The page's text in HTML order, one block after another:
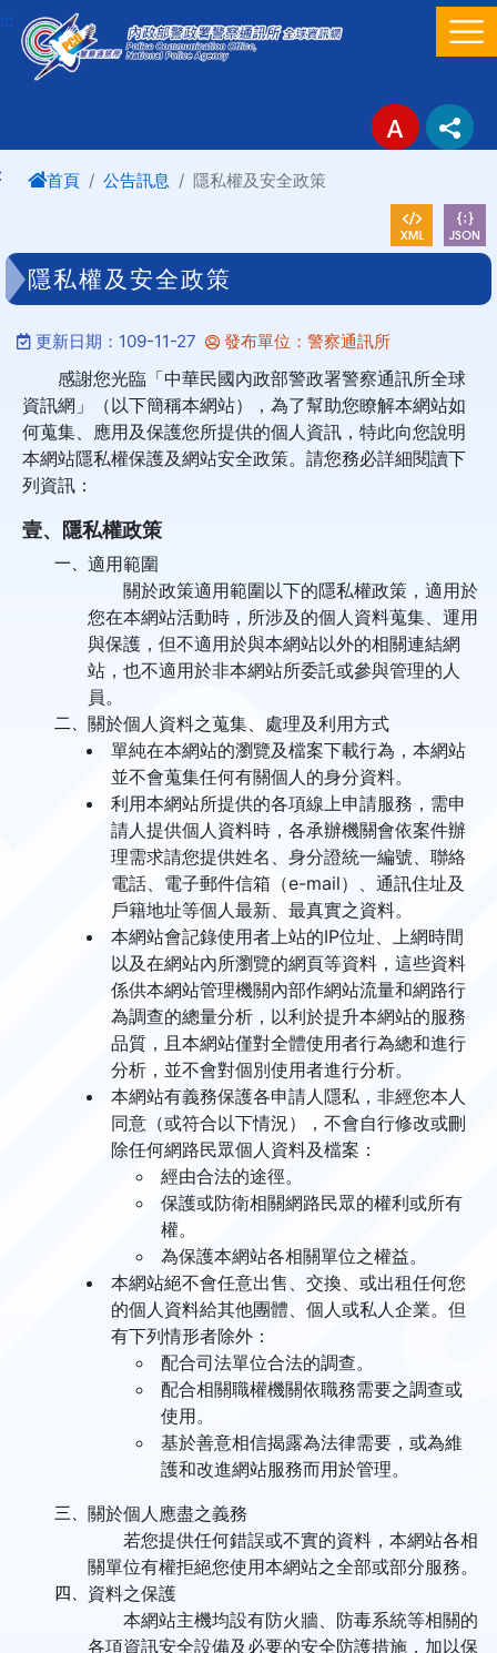
進入內容區塊
:::
首頁 公告訊息 隱私權及安全政策
隱私權及安全政策
更新日期：109-11-27 發布單位：警察通訊所
感謝您光臨「中華民國內政部警政署警察通訊所全球
資訊網」（以下簡稱本網站），為了幫助您瞭解本網站如
何蒐集、應用及保護您所提供的個人資訊，特此向您說明
本網站隱私權保護及網站安全政策。請您務必詳細閱讀下
列資訊：
壹、隱私權政策
一、 適用範圍
關於政策適用範圍以下的隱私權政策，適用於
您在本網站活動時，所涉及的個人資料蒐集、運用
與保護，但不適用於與本網站以外的相關連結網
站，也不適用於非本網站所委託或參與管理的人
員。
二、 關於個人資料之蒐集、處理及利用方式
單純在本網站的瀏覽及檔案下載行為，本網站
並不會蒐集任何有關個人的身分資料。
利用本網站所提供的各項線上申請服務，需申
請人提供個人資料時，各承辦機關會依案件辦
理需求請您提供姓名、身分證統一編號、聯絡
電話、電子郵件信箱（e-mail）、通訊住址及
戶籍地址等個人最新、最真實之資料。
本網站會記錄使用者上站的IP位址、上網時間
以及在網站內所瀏覽的網頁等資料，這些資料
係供本網站管理機關內部作網站流量和網路行
為調查的總量分析，以利於提升本網站的服務
品質，且本網站僅對全體使用者行為總和進行
分析，並不會對個別使用者進行分析。
本網站有義務保護各申請人隱私，非經您本人
同意（或符合以下情況），不會自行修改或刪
除任何網路民眾個人資料及檔案：
經由合法的途徑。
保護或防衛相關網路民眾的權利或所有
權。
為保護本網站各相關單位之權益。
本網站絕不會任意出售、交換、或出租任何您
的個人資料給其他團體、個人或私人企業。但
有下列情形者除外：
配合司法單位合法的調查。
配合相關職權機關依職務需要之調查或
使用。
基於善意相信揭露為法律需要，或為維
護和改進網站服務而用於管理。
三、 關於個人應盡之義務
若您提供任何錯誤或不實的資料，本網站各相
關單位有權拒絕您使用本網站之全部或部分服務。
四、 資料之保護
本網站主機均設有防火牆、防毒系統等相關的
各項資訊安全設備及必要的安全防護措施，加以保